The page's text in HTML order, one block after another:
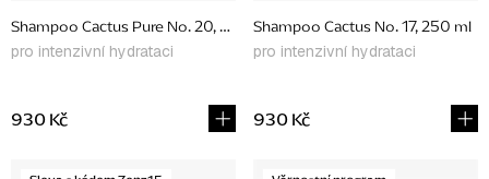
u
k
ů
Shampoo Cactus Pure No. 20, 250 ml
pro intenzivní hydrataci
930 Kč
Shampoo Cactus No. 17, 250 ml
pro intenzivní hydrataci
930 Kč